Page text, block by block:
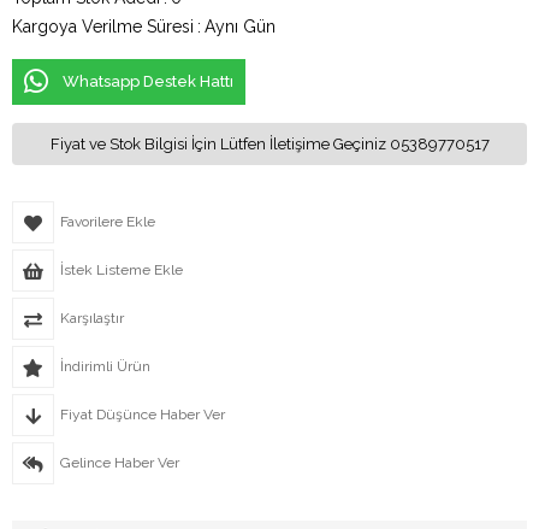
Kargoya Verilme Süresi : Aynı Gün
Whatsapp Destek Hattı
Fiyat ve Stok Bilgisi İçin Lütfen İletişime Geçiniz 05389770517
Favorilere Ekle
İstek Listeme Ekle
Karşılaştır
İndirimli Ürün
Fiyat Düşünce Haber Ver
Gelince Haber Ver